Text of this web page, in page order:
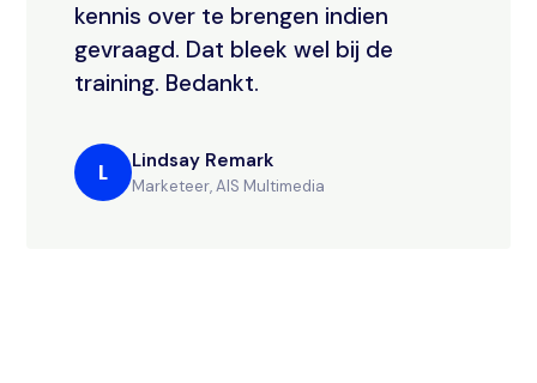
kennis over te brengen indien
gevraagd. Dat bleek wel bij de
training. Bedankt.
L Lindsay Remark
Marketeer, AIS Multimedia